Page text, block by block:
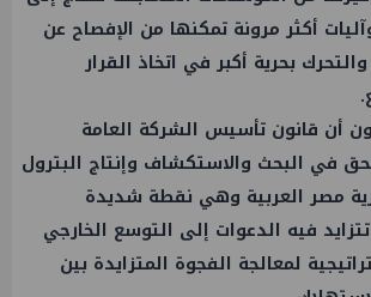
أكثر مرونة تمكنها من الإفصاح عن
بحرية أكبر في اتخاذ القرار
أن قانون تأسيس الشركة العامة
في البحث والاستكشاف وإنتاج البترول
مصر العربية وهي نقطة شديدة
فيه الدعوات إلى التوسع الخارجي
لمعالجة الفجوة المتزايدة بين